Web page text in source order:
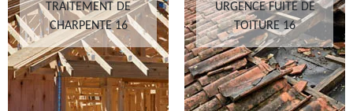
TRAITEMENT DE
CHARPENTE 16
URGENCE FUITE DE
TOITURE 16